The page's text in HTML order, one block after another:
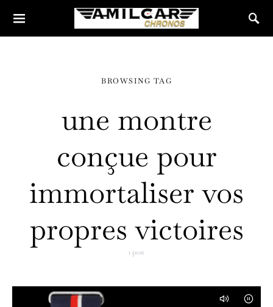
BROWSING TAG
une montre
conçue pour
immortaliser vos
propres victoires
1 post